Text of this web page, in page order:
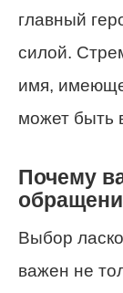
главный
силой.
имя,
может быть
Почему
Выбор
важен не